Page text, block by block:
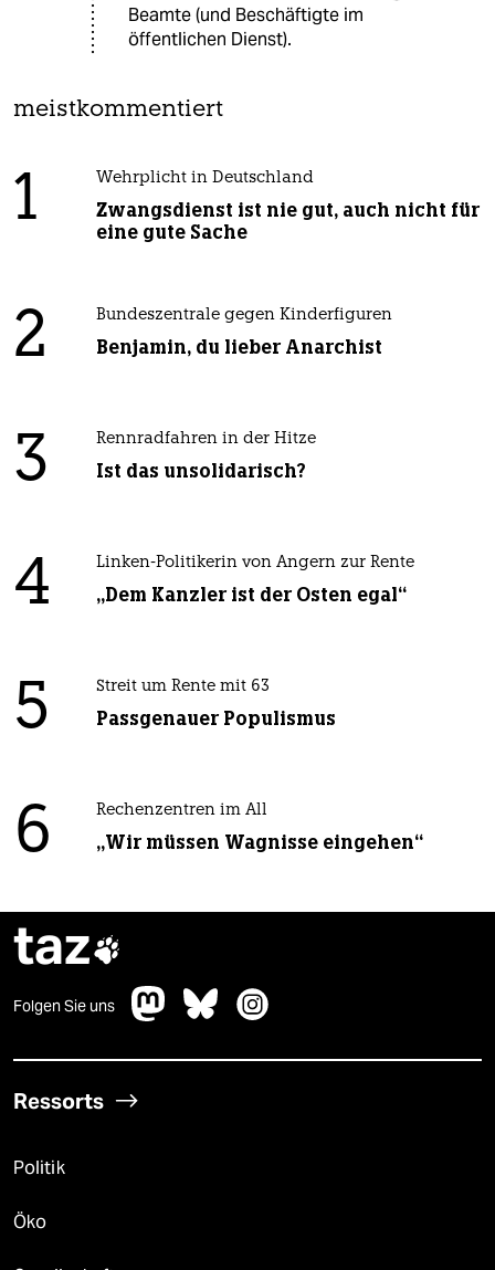
Beamte (und Beschäftigte im
öffentlichen Dienst).
meistkommentiert
1 Wehrplicht in Deutschland
Zwangsdienst ist nie gut, auch nicht für
eine gute Sache
2 Bundeszentrale gegen Kinderfiguren
Benjamin, du lieber Anarchist
3 Rennradfahren in der Hitze
Ist das unsolidarisch?
4 Linken-Politikerin von Angern zur Rente
„Dem Kanzler ist der Osten egal“
5 Streit um Rente mit 63
Passgenauer Populismus
6 Rechenzentren im All
„Wir müssen Wagnisse eingehen“
taz
Folgen Sie uns
Ressorts
Politik
Öko